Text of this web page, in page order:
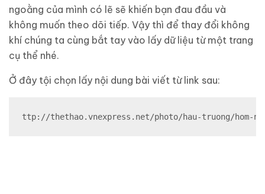
ngoằng của mình có lẽ sẽ khiến bạn đau đầu và
không muốn theo dõi tiếp. Vậy thì để thay đổi không
khí chúng ta cùng bắt tay vào lấy dữ liệu từ một trang
cụ thể nhé.
Ở đây tội chọn lấy nội dung bài viết từ link sau:
ttp://thethao.vnexpress.net/photo/hau-truong/hom-